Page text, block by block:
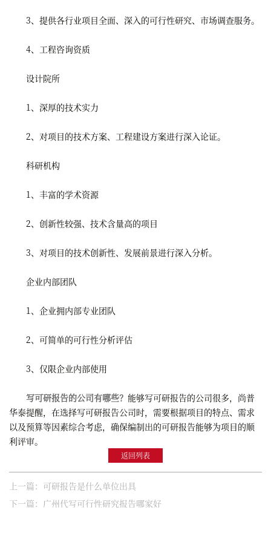
3、提供各行业项目全面、深入的可行性研究、市场调查服务。
4、工程咨询资质
设计院所
1、深厚的技术实力
2、对项目的技术方案、工程建设方案进行深入论证。
科研机构
1、丰富的学术资源
2、创新性较强、技术含量高的项目
3、对项目的技术创新性、发展前景进行深入分析。
企业内部团队
1、企业拥内部专业团队
2、可简单的可行性分析评估
3、仅限企业内部使用
写可研报告的公司有哪些？ 能够写可研报告的公司很多，尚普
华泰提醒，在选择写可研报告公司时，需要根据项目的特点、需求
以及预算等因素综合考虑，确保编制出的可研报告能够为项目的顺
利评审。
返回列表
上一篇：可研报告是什么单位出具
下一篇：广州代写可行性研究报告哪家好